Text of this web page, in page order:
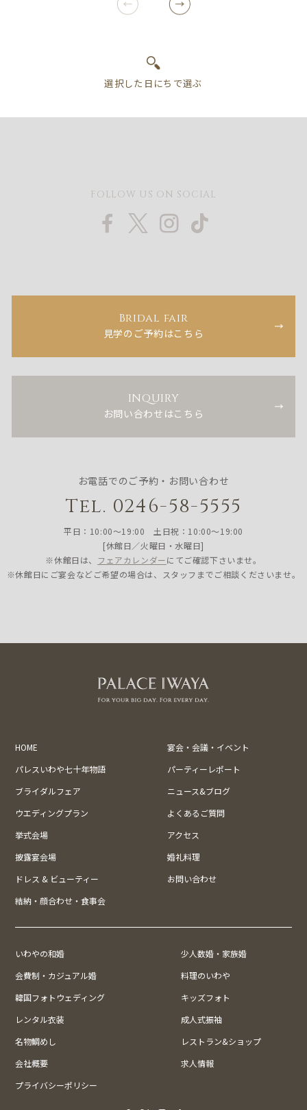
FOLLOW US ON SOCIAL
Bridal fair
見学のご予約はこちら
INQUIRY
お問い合わせはこちら
お電話でのご予約・お問い合わせ
Tel. 0246-58-5555
平日：10:00〜19:00 土日祝：10:00〜19:00
[休館日／火曜日・水曜日]
※休館日は、 フェアカレンダーにてご確認下さいませ。
※休館日にご宴会などご希望の場合は、スタッフまでご相談くださいませ。
HOME
宴会・会議・イベント
パレスいわや七十年物語
パーティーレポート
ブライダルフェア
ニュース&ブログ
ウエディングプラン
よくあるご質問
挙式会場
アクセス
披露宴会場
婚礼料理
ドレス & ビューティー
お問い合わせ
結納・顔合わせ・食事会
いわやの和婚
少人数婚・家族婚
会費制・カジュアル婚
料理のいわや
韓国フォトウェディング
キッズフォト
レンタル衣装
成人式振袖
名物鯛めし
レストラン&ショップ
会社概要
求人情報
プライバシーポリシー